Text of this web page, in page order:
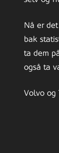
Nå er
bak
ta dem
også ta
Volvo og